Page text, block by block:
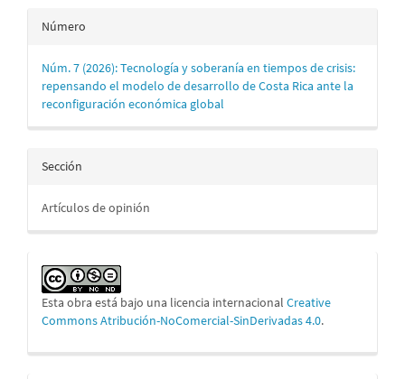
Detalles
artículo
Número
Núm. 7 (2026): Tecnología y soberanía en tiempos de crisis:
repensando el modelo de desarrollo de Costa Rica ante la
reconfiguración económica global
Sección
Artículos de opinión
Esta obra está bajo una licencia internacional Creative
Commons Atribución-NoComercial-SinDerivadas 4.0.